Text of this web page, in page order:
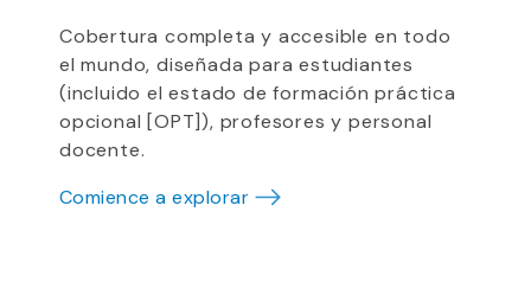
Cobertura completa y accesible en todo
el mundo, diseñada para estudiantes
(incluido el estado de formación práctica
opcional [OPT]), profesores y personal
docente.
Comience a explorar